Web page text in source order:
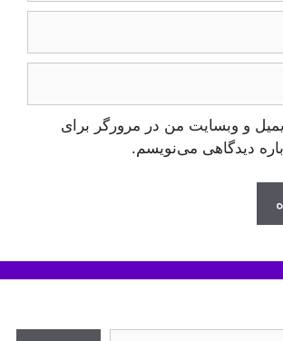
و وبسایت من در مرورگر برای
دیدگاهی می‌نویسم.